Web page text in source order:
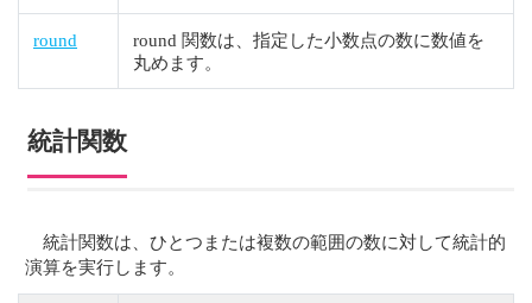
round
round 関数は、指定した小数点の数に数値を
丸めます。
統計関数
統計関数は、ひとつまたは複数の範囲の数に対して統計的
演算を実行します。